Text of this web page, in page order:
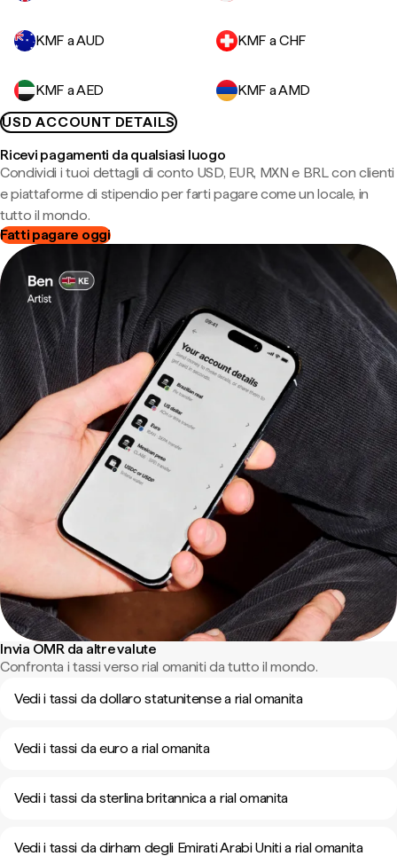
KMF a AUD KMF a CHF
KMF a AED
KMF a AMD
USD ACCOUNT DETAILS
Ricevi pagamenti da qualsiasi luogo
Condividi i tuoi dettagli di conto USD, EUR, MXN e BRL con clienti
e piattaforme di stipendio per farti pagare come un locale, in
tutto il mondo.
Fatti pagare oggi
Invia OMR da altre valute
Confronta i tassi verso rial omaniti da tutto il mondo.
Vedi i tassi da dollaro statunitense a rial omanita
Vedi i tassi da euro a rial omanita
Vedi i tassi da sterlina britannica a rial omanita
Vedi i tassi da dirham degli Emirati Arabi Uniti a rial omanita